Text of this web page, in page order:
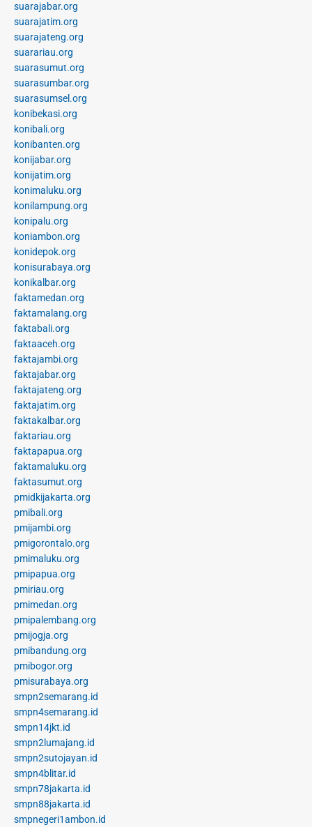
suarajabar.org
suarajatim.org
suarajateng.org
suarariau.org
suarasumut.org
suarasumbar.org
suarasumsel.org
konibekasi.org
konibali.org
konibanten.org
konijabar.org
konijatim.org
konimaluku.org
konilampung.org
konipalu.org
koniambon.org
konidepok.org
konisurabaya.org
konikalbar.org
faktamedan.org
faktamalang.org
faktabali.org
faktaaceh.org
faktajambi.org
faktajabar.org
faktajateng.org
faktajatim.org
faktakalbar.org
faktariau.org
faktapapua.org
faktamaluku.org
faktasumut.org
pmidkijakarta.org
pmibali.org
pmijambi.org
pmigorontalo.org
pmimaluku.org
pmipapua.org
pmiriau.org
pmimedan.org
pmipalembang.org
pmijogja.org
pmibandung.org
pmibogor.org
pmisurabaya.org
smpn2semarang.id
smpn4semarang.id
smpn14jkt.id
smpn2lumajang.id
smpn2sutojayan.id
smpn4blitar.id
smpn78jakarta.id
smpn88jakarta.id
smpnegeri1ambon.id